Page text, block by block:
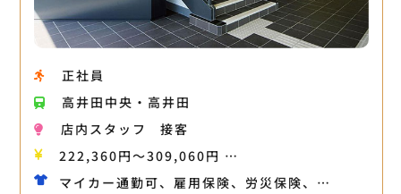
正社員
高井田中央・高井田
店内スタッフ
接客
222,360円〜309,060円 …
マイカー通勤可、雇用保険、労災保険、…